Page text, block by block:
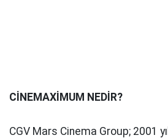
CİNEMAXİMUM NEDİR?
CGV Mars Cinema Group; 2001